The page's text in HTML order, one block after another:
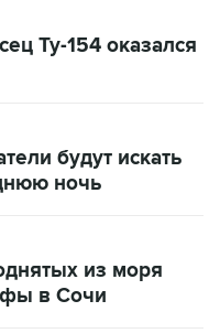
Ту-154 оказался
будут искать
ночь
из моря
в Сочи